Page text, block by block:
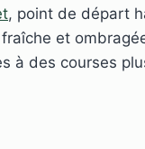
, point de départ
et
à des courses